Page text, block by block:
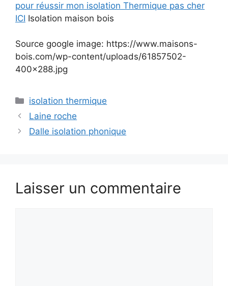
pour réussir mon isolation Thermique pas cher
ICI Isolation maison bois
Source google image: https://www.maisons-
bois.com/wp-content/uploads/61857502-
400×288.jpg
Catégories
isolation thermique
Laine roche
Dalle isolation phonique
Laisser un commentaire